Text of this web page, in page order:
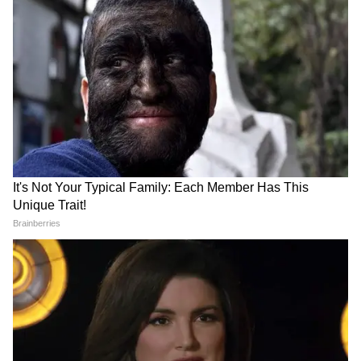
View post on Instagram
DOWNLOAD APP
सरकारी नौकरियों की नोटिफिकेशन, परीक्षा तिथियां,
एडमिट कार्ड, रिज़ल्ट और कट-ऑफ अपडेट्स पाएं। करियर
टिप्स, स्किल डेवलपमेंट और एग्ज़ाम गाइडेंस के लिए
Career News in Hindi
और सरकारी भर्ती से जुड़े
ताज़ा अपडेट्स के लिए
Sarkari Naukri